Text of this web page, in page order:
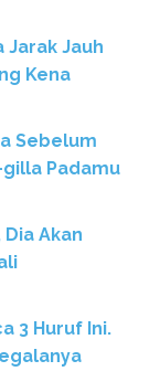
Jarak Jauh
Kena
Sebelum
Padamu
Akan
3 Huruf Ini.